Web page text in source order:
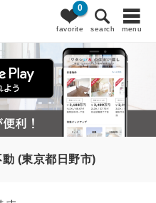
favorite
0
search menu
(東京都日野市)